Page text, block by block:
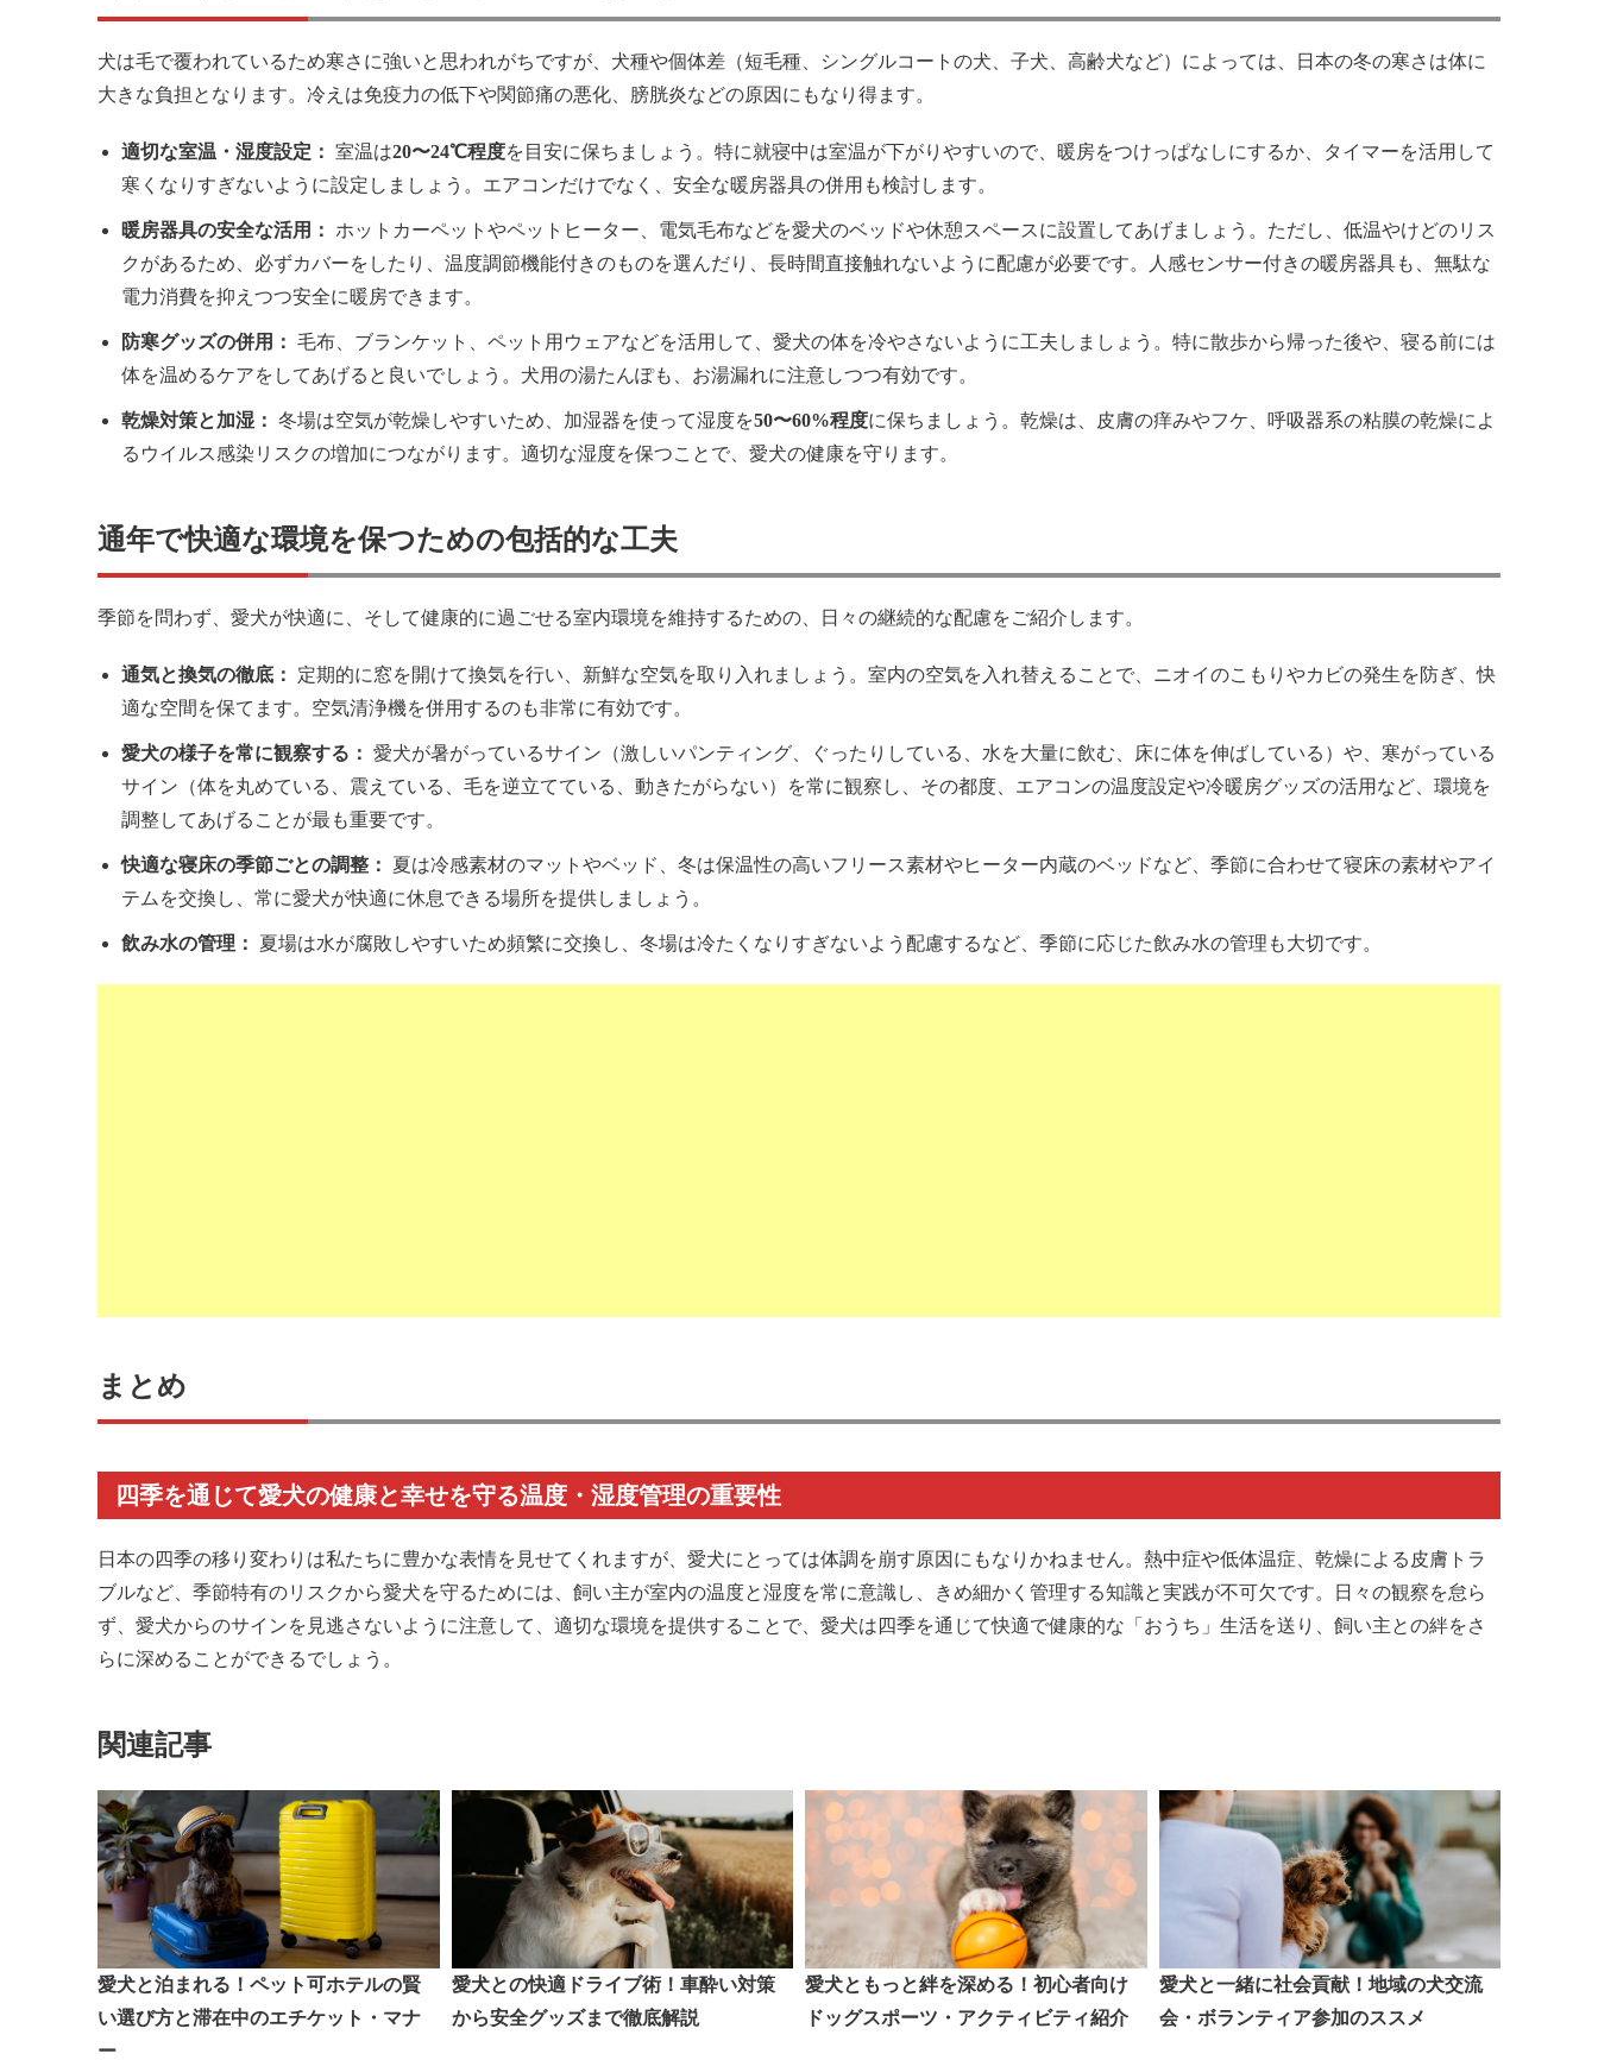
犬は毛で覆われているため寒さに強いと思われがちですが、犬種や個体差（短毛種、シングルコートの犬、子犬、高齢犬など）によっては、日本の冬の寒さは体に
大きな負担となります。冷えは免疫力の低下や関節痛の悪化、膀胱炎などの原因にもなり得ます。
適切な室温・湿度設定： 室温は20〜24℃程度を目安に保ちましょう。特に就寝中は室温が下がりやすいので、暖房をつけっぱなしにするか、タイマーを活用して
寒くなりすぎないように設定しましょう。エアコンだけでなく、安全な暖房器具の併用も検討します。
暖房器具の安全な活用：
ホットカーペットやペットヒーター、電気毛布などを愛犬のベッドや休憩スペースに設置してあげましょう。ただし、低温やけどのリス
クがあるため、必ずカバーをしたり、温度調節機能付きのものを選んだり、長時間直接触れないように配慮が必要です。人感センサー付きの暖房器具も、無駄な
電力消費を抑えつつ安全に暖房できます。
防寒グッズの併用： 毛布、ブランケット、ペット用ウェアなどを活用して、愛犬の体を冷やさないように工夫しましょう。特に散歩から帰った後や、寝る前には
体を温めるケアをしてあげると良いでしょう。犬用の湯たんぽも、お湯漏れに注意しつつ有効です。
乾燥対策と加湿： 冬場は空気が乾燥しやすいため、加湿器を使って湿度を50〜60%程度に保ちましょう。乾燥は、皮膚の痒みやフケ、呼吸器系の粘膜の乾燥によ
るウイルス感染リスクの増加につながります。適切な湿度を保つことで、愛犬の健康を守ります。
通年で快適な環境を保つための包括的な工夫
季節を問わず、愛犬が快適に、そして健康的に過ごせる室内環境を維持するための、日々の継続的な配慮をご紹介します。
通気と換気の徹底：
定期的に窓を開けて換気を行い、新鮮な空気を取り入れましょう。室内の空気を入れ替えることで、ニオイのこもりやカビの発生を防ぎ、快
適な空間を保てます。空気清浄機を併用するのも非常に有効です。
愛犬の様子を常に観察する： 愛犬が暑がっているサイン（激しいパンティング、ぐったりしている、水を大量に飲む、床に体を伸ばしている）や、寒がっている
サイン（体を丸めている、震えている、毛を逆立てている、動きたがらない）を常に観察し、その都度、エアコンの温度設定や冷暖房グッズの活用など、環境を
調整してあげることが最も重要です。
快適な寝床の季節ごとの調整：
夏は冷感素材のマットやベッド、冬は保温性の高いフリース素材やヒーター内蔵のベッドなど、季節に合わせて寝床の素材やアイ
テムを交換し、常に愛犬が快適に休息できる場所を提供しましょう。
飲み水の管理： 夏場は水が腐敗しやすいため頻繁に交換し、冬場は冷たくなりすぎないよう配慮するなど、季節に応じた飲み水の管理も大切です。
まとめ
四季を通じて愛犬の健康と幸せを守る温度・湿度管理の重要性
日本の四季の移り変わりは私たちに豊かな表情を見せてくれますが、愛犬にとっては体調を崩す原因にもなりかねません。熱中症や低体温症、乾燥による皮膚トラ
ブルなど、季節特有のリスクから愛犬を守るためには、飼い主が室内の温度と湿度を常に意識し、きめ細かく管理する知識と実践が不可欠です。日々の観察を怠ら
ず、愛犬からのサインを見逃さないように注意して、適切な環境を提供することで、愛犬は四季を通じて快適で健康的な「おうち」生活を送り、飼い主との絆をさ
らに深めることができるでしょう。
関連記事
愛犬と泊まれる！ペット可ホテルの賢
い選び方と滞在中のエチケット・マナ
ー
愛犬との快適ドライブ術！車酔い対策
から安全グッズまで徹底解説
愛犬ともっと絆を深める！初心者向け
ドッグスポーツ・アクティビティ紹介
愛犬と一緒に社会貢献！地域の犬交流
会・ボランティア参加のススメ